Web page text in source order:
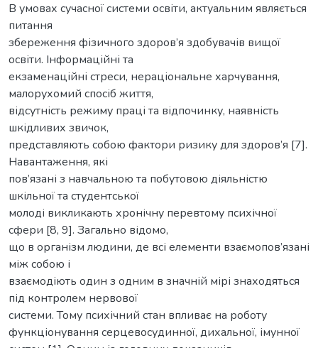
В умовах сучасної системи освіти, актуальним являється
питання
збереження фізичного здоров’я здобувачів вищої
освіти. Інформаційні та
екзаменаційні стреси, нераціональне харчування,
малорухомий спосіб життя,
відсутність режиму праці та відпочинку, наявність
шкідливих звичок,
представляють собою фактори ризику для здоров’я [7].
Навантаження, які
пов’язані з навчальною та побутовою діяльністю
шкільної та студентської
молоді викликають хронічну перевтому психічної
сфери [8, 9]. Загально відомо,
що в організм людини, де всі елементи взаємопов’язані
між собою і
взаємодіють один з одним в значній мірі знаходяться
під контролем нервової
системи. Тому психічний стан впливає на роботу
функціонування серцевосудинної, дихальної, імунної